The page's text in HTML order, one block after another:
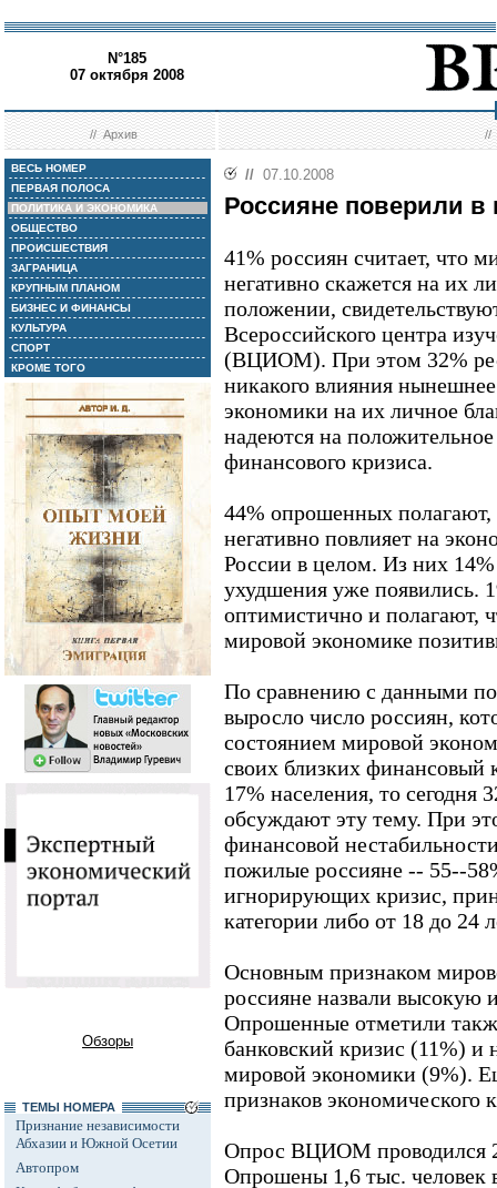
N°185
07 октября 2008
//Архив //
ВЕСЬ НОМЕР
ПЕРВАЯ ПОЛОСА
ПОЛИТИКА И ЭКОНОМИКА
ОБЩЕСТВО
ПРОИСШЕСТВИЯ
ЗАГРАНИЦА
КРУПНЫМ ПЛАНОМ
БИЗНЕС И ФИНАНСЫ
КУЛЬТУРА
СПОРТ
КРОМЕ ТОГО
Обзоры
ТЕМЫ НОМЕРА
Признание независимости
Абхазии и Южной Осетии
Автопром
// 07.10.2008
Россияне поверили в
41% россиян считает, что
негативно скажется на их
положении,
Всероссийского центра
(ВЦИОМ). При этом 32%
никакого влияния
экономики на их личное
надеются на
финансового кризиса.
44% опрошенных
негативно повлияет на
России в целом. Из них
ухудшения уже появились.
оптимистично и полагают,
мировой экономике
По сравнению с данными
выросло число россиян,
состоянием мировой
своих близких финансовый
17% населения, то сегодня
обсуждают эту тему. При
финансовой
пожилые россияне -- 55--
игнорирующих кризис,
категории либо от 18 до 24
Основным признаком
россияне назвали
Опрошенные отметили
банковский кризис (11%) и
мировой экономики (9%).
признаков экономического
Опрос ВЦИОМ проводился
Опрошены 1,6 тыс. человек